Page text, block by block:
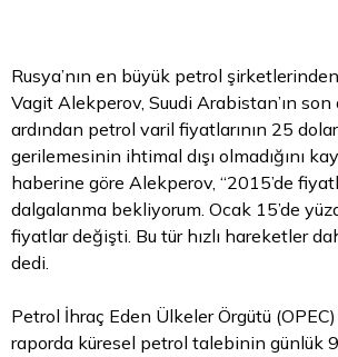
Rusya’nın en büyük petrol
Vagit Alekperov, Suudi Arabistan’ın son
ardından petrol varil fiyatlarının 25
gerilemesinin ihtimal dışı olmadığını
haberine göre Alekperov, “2015’de
dalgalanma bekliyorum. Ocak 15’de
fiyatlar değişti. Bu tür hızlı hareketler
dedi.
Petrol İhraç Eden Ülkeler Örgütü (OPEC)
raporda küresel petrol talebinin günlük